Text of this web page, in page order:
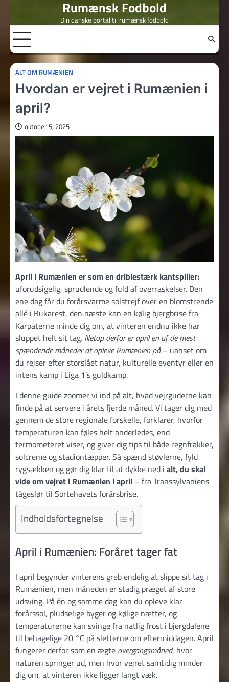
content
Rumænsk Fodbold
Din danske portal til rumænsk fodbold
ALT OM RUMÆNIEN
Hvordan er vejret i Rumænien i
april?
oktober 5, 2025
April i Rumænien er som en driblestærk kantspiller:
uforudsigelig, sprudlende og fuld af overraskelser. Den
ene dag får du forårsvarme solstrejf over en blomstrende
allé i Bukarest, den næste kan en kølig bjergbrise fra
Karpaterne minde dig om, at vinteren endnu ikke har
sluppet helt sit tag. Netop derfor er april en af de mest
spændende måneder at opleve Rumænien på– uanset om
du rejser efter storslået natur, kulturelle eventyr eller en
intens kamp i Liga 1’s guldkamp.
I denne guide zoomer vi ind på alt, hvad vejrguderne kan
finde på at servere i årets fjerde måned. Vi tager dig med
gennem de store regionale forskelle, forklarer, hvorfor
temperaturen kan føles helt anderledes, end
termometeret viser, og giver dig tips til både regnfrakker,
solcreme og stadiontæpper. Så spænd støvlerne, fyld
rygsækken og gør dig klar til at dykke ned i alt, du skal
vide om vejret i Rumænien i april – fra Transsylvaniens
tågeslør til Sortehavets forårsbrise.
Indholdsfortegnelse
April i Rumænien: Foråret tager fat
I april begynder vinterens greb endelig at slippe sit tag i
Rumænien, men måneden er stadig præget af store
udsving. På én og samme dag kan du opleve klar
forårssol, pludselige byger og kølige nætter, og
temperaturerne kan svinge fra natlig frost i bjergdalene
til behagelige 20 °C på sletterne om eftermiddagen. April
fungerer derfor som en ægte overgangsmåned, hvor
naturen springer ud, men hvor vejret samtidig minder
dig om, at vinteren ikke ligger langt væk.